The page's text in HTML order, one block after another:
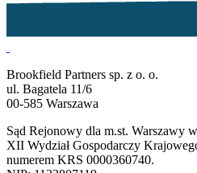
Brookfield Partners sp. z o. o.
ul. Bagatela 11/6
00-585 Warszawa
Sąd Rejonowy dla m.st. Warszawy
XII Wydział Gospodarczy
numerem KRS 0000360740.